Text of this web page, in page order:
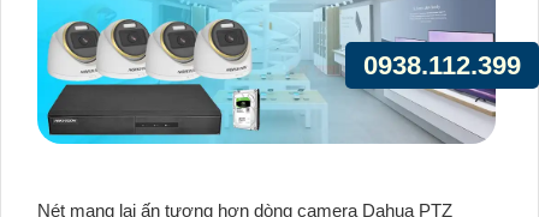
Nét mang lại ấn tượng hơn dòng camera Dahua PTZ
0938.112.399